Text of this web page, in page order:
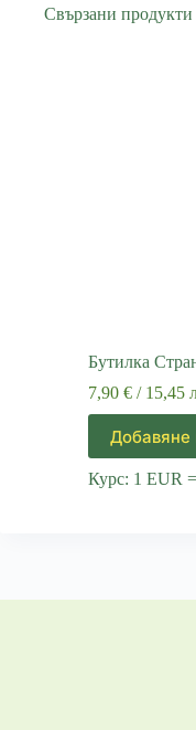
Свързани продукти
Бутилка
7,90 € / 15,45
Добавяне
Курс: 1 EUR